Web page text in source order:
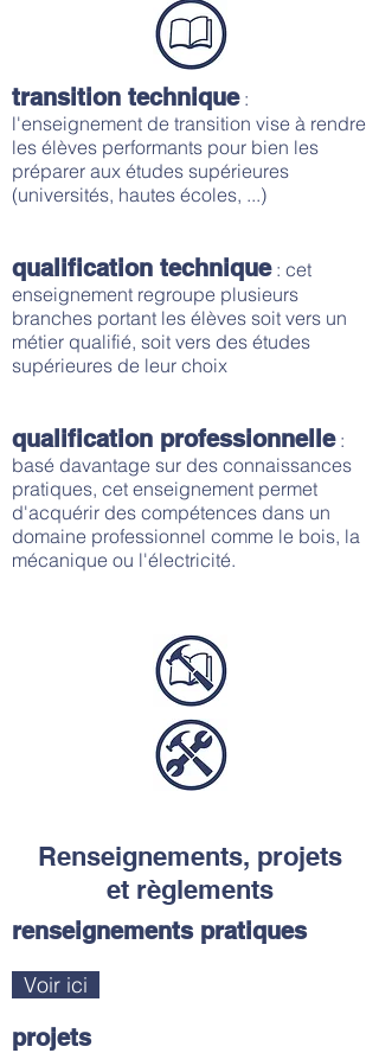
transition technique:
l'enseignement de transition vise à rendre
les élèves performants pour bien les
préparer aux études supérieures
(universités, hautes écoles, ...)
qualification technique : cet
enseignement regroupe plusieurs
branches portant les élèves soit vers un
métier qualifié, soit vers des études
supérieures de leur choix
qualification professionnelle:
basé davantage sur des connaissances
pratiques, cet enseignement permet
d'acquérir des compétences dans un
domaine professionnel comme le bois, la
mécanique ou l'électricité.
Renseignements, projets
et règlements
renseignements pratiques
Voir ici
projets